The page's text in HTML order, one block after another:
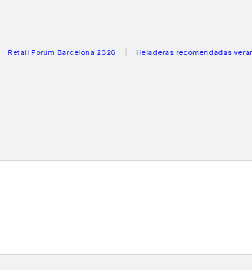
Forum Barcelona 2026 Heladeras recomendadas verano